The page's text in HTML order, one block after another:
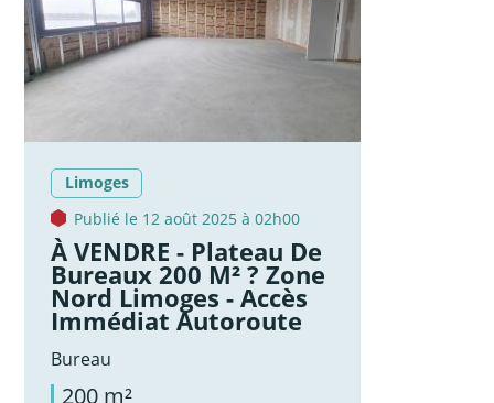
Limoges
Publié le 12 août 2025 à 02h00
À VENDRE - Plateau De
Bureaux 200 M² ? Zone
Nord Limoges - Accès
Immédiat Autoroute
Bureau
200 m²